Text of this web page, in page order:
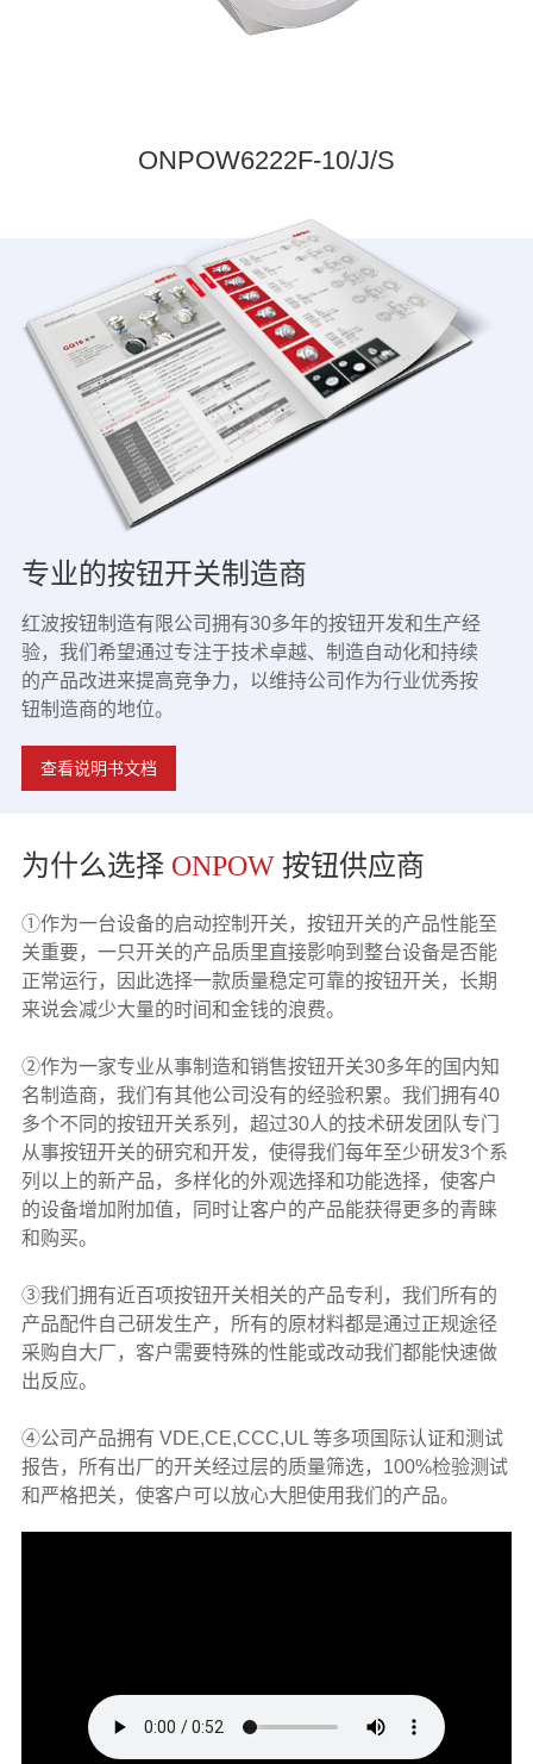
ONPOW6222F-10/J/S
专业的按钮开关制造商
红波按钮制造有限公司拥有30多年的按钮开发和生产经
验，我们希望通过专注于技术卓越、制造自动化和持续
的产品改进来提高竞争力，以维持公司作为行业优秀按
钮制造商的地位。
查看说明书文档
为什么选择 ONPOW按钮供应商
①作为一台设备的启动控制开关，按钮开关的产品性能至
关重要，一只开关的产品质里直接影响到整台设备是否能
正常运行，因此选择一款质量稳定可靠的按钮开关，长期
来说会减少大量的时间和金钱的浪费。
②作为一家专业从事制造和销售按钮开关30多年的国内知
名制造商，我们有其他公司没有的经验积累。我们拥有40
多个不同的按钮开关系列，超过30人的技术研发团队专门
从事按钮开关的研究和开发，使得我们每年至少研发3个系
列以上的新产品，多样化的外观选择和功能选择，使客户
的设备增加附加值，同时让客户的产品能获得更多的青睐
和购买。
③我们拥有近百项按钮开关相关的产品专利，我们所有的
产品配件自己研发生产，所有的原材料都是通过正规途径
采购自大厂，客户需要特殊的性能或改动我们都能快速做
出反应。
④公司产品拥有 VDE,CE,CCC,UL 等多项国际认证和测试
报告，所有出厂的开关经过层的质量筛选，100%检验测试
和严格把关，使客户可以放心大胆使用我们的产品。